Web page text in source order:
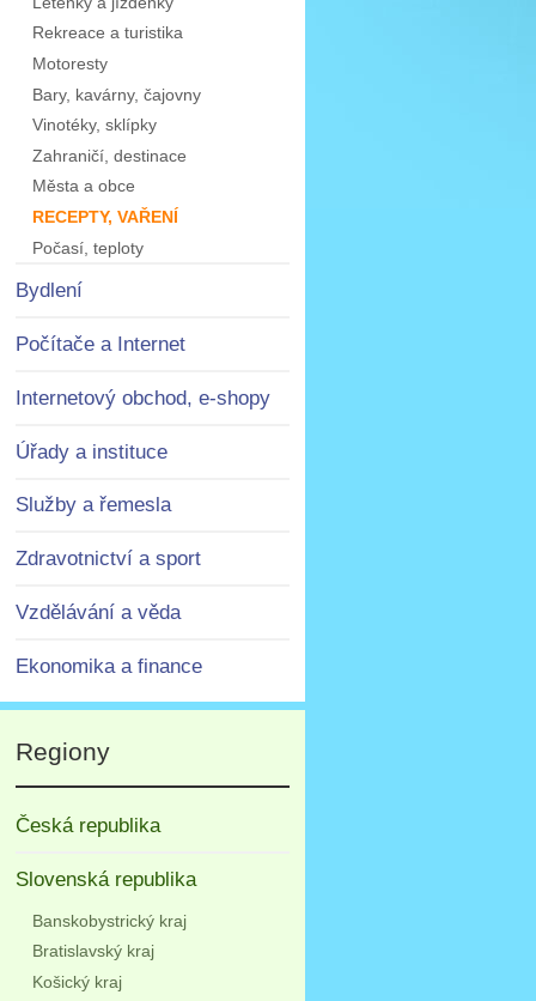
Rekreace a turistika
Motoresty
Bary, kavárny, čajovny
Vinotéky, sklípky
Zahraničí, destinace
Města a obce
RECEPTY, VAŘENÍ
Počasí, teploty
Bydlení
Počítače a Internet
Internetový obchod, e-shopy
Úřady a instituce
Služby a řemesla
Zdravotnictví a sport
Vzdělávání a věda
Ekonomika a finance
Regiony
Česká republika
Slovenská republika
Banskobystrický kraj
Bratislavský kraj
Košický kraj